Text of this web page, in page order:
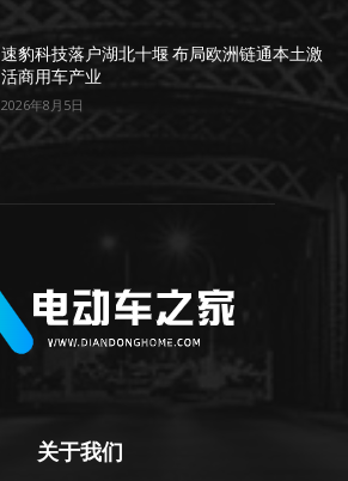
速豹科技落户湖北十堰 布局欧洲链通本土激
活商用车产业
2026年8月5日
关于我们